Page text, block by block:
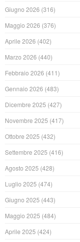
Giugno 2026 (316)
Maggio 2026 (376)
Aprile 2026 (402)
Marzo 2026 (440)
Febbraio 2026 (411)
Gennaio 2026 (483)
Dicembre 2025 (427)
Novembre 2025 (417)
Ottobre 2025 (432)
Settembre 2025 (416)
Agosto 2025 (428)
Luglio 2025 (474)
Giugno 2025 (443)
Maggio 2025 (484)
Aprile 2025 (424)